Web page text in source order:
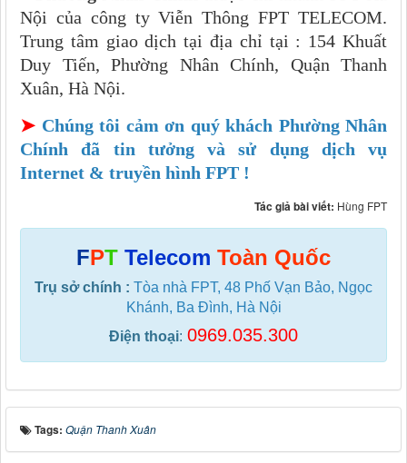
Nội của công ty Viễn Thông FPT TELECOM.
Trung tâm giao dịch tại địa chỉ tại : 154 Khuất
Duy Tiến, Phường Nhân Chính, Quận Thanh
Xuân, Hà Nội.
➤ Chúng tôi cảm ơn quý khách Phường Nhân
Chính​​​​​​​ đã tin tưởng và sử dụng dịch vụ
Internet & truyền hình FPT !
Tác giả bài viết: Hùng FPT
FPT Telecom Toàn Quốc
Trụ sở chính : Tòa nhà FPT, 48 Phố Vạn Bảo, Ngọc
Khánh, Ba Đình, Hà Nội
Điện thoại: 0969.035.300
Tags: Quận Thanh Xuân